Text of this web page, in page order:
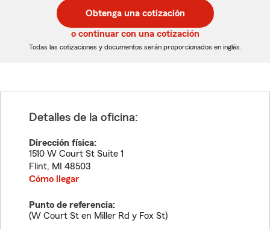
de
5
dígitos
de
5
dígitos
Obtenga una cotización
o continuar con una cotización
Todas las cotizaciones y documentos serán proporcionados en inglés.
Detalles de la oficina:
Dirección física:
1510 W Court St Suite 1
Flint, MI
48503
Cómo llegar
Punto de referencia:
(W Court St en Miller Rd y Fox St)